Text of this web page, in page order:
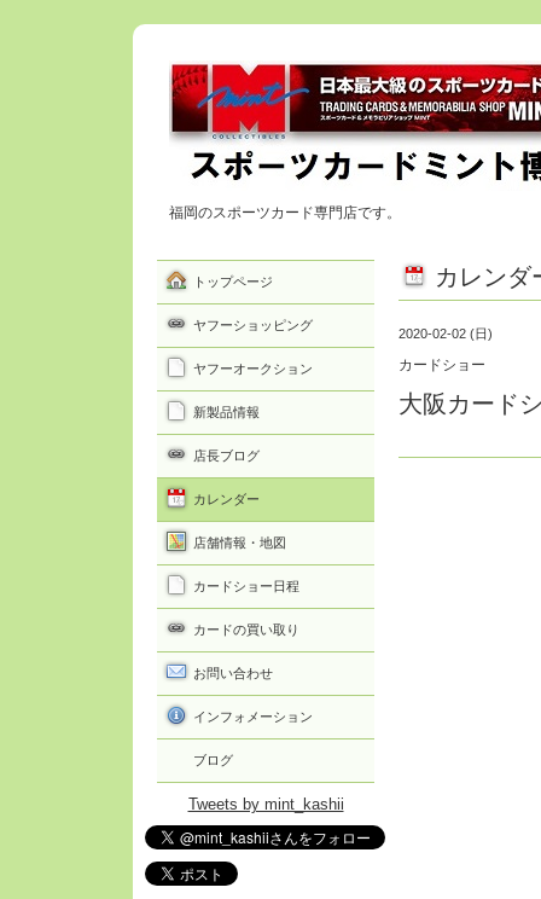
福岡のスポーツカード専門店です。
カレンダ
2020-02-02 (日)
カードショー
大阪カード
トップページ
ヤフーショッピング
ヤフーオークション
新製品情報
店長ブログ
カレンダー
店舗情報・地図
カードショー日程
カードの買い取り
お問い合わせ
インフォメーション
ブログ
Tweets by mint_kashii